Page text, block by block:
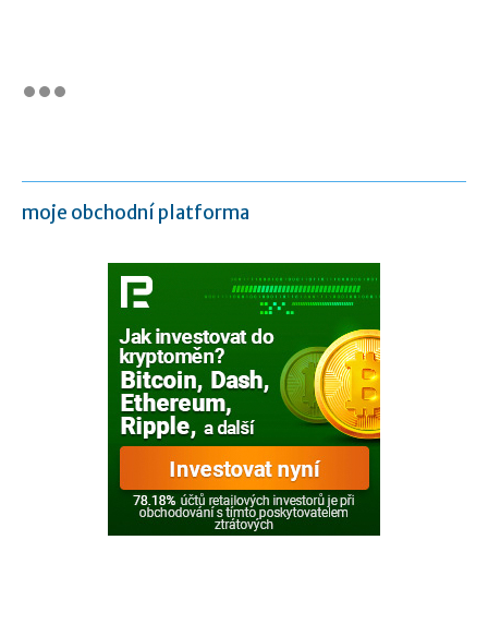
moje obchodní platforma